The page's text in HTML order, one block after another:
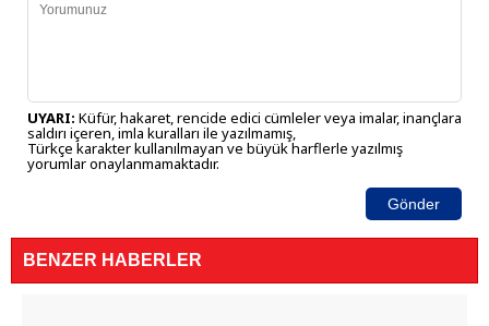
UYARI: Küfür, hakaret, rencide edici cümleler veya imalar, inançlara
saldırı içeren, imla kuralları ile yazılmamış,
Türkçe karakter kullanılmayan ve büyük harflerle yazılmış
yorumlar onaylanmamaktadır.
Gönder
BENZER HABERLER